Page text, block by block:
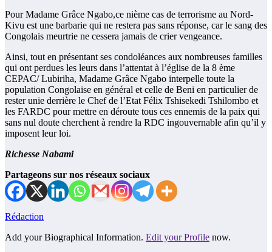
Pour Madame Grâce Ngabo,ce nième cas de terrorisme au Nord-
Kivu est une barbarie qui ne restera pas sans réponse, car le sang des
Congolais meurtrie ne cessera jamais de crier vengeance.
Ainsi, tout en présentant ses condoléances aux nombreuses familles
qui ont perdues les leurs dans l’attentat à l’église de la 8 ème
CEPAC/ Lubiriha, Madame Grâce Ngabo interpelle toute la
population Congolaise en général et celle de Beni en particulier de
rester unie derrière le Chef de l’Etat Félix Tshisekedi Tshilombo et
les FARDC pour mettre en déroute tous ces ennemis de la paix qui
sans nul doute cherchent à rendre la RDC ingouvernable afin qu’il y
imposent leur loi.
Richesse Nabami
Partageons sur nos réseaux sociaux
Rédaction
Add your Biographical Information. Edit your Profile now.